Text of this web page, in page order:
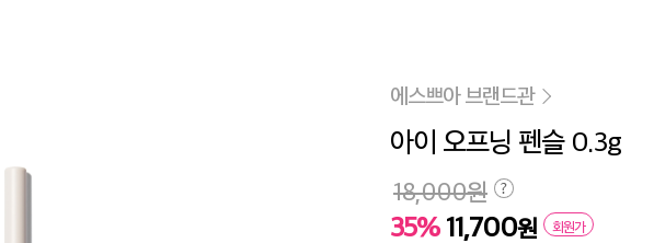
에스쁘아 브랜드관
아이 오프닝 펜슬 0.3g
35% 11,700원 회원가
18,000원